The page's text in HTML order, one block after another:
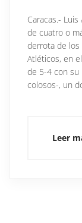
Caracas.-
de cuatro o
derrota de los
Atléticos, en
de 5-4 con su
colosos-, un
Leer